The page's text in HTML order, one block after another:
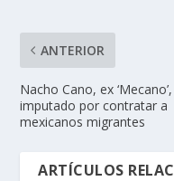
ANTERIOR
Nacho Cano, ex ‘Mecano’,
imputado por contratar a
mexicanos migrantes
ARTÍCULOS